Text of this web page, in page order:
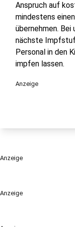
Anzeige
Anspruch auf
mindestens
übernehmen.
nächste
Personal in den
impfen lassen.
Anzeige
Anzeige